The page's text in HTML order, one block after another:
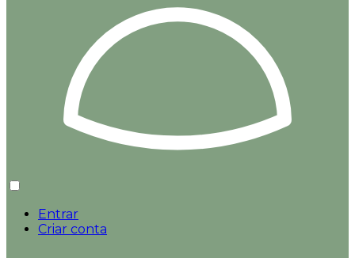
Entrar
Criar conta